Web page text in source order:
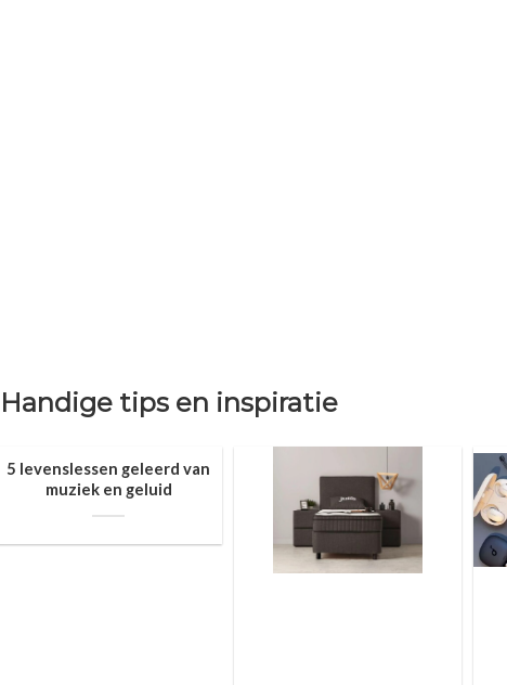
Handige tips en inspiratie
5 levenslessen geleerd van
muziek en geluid